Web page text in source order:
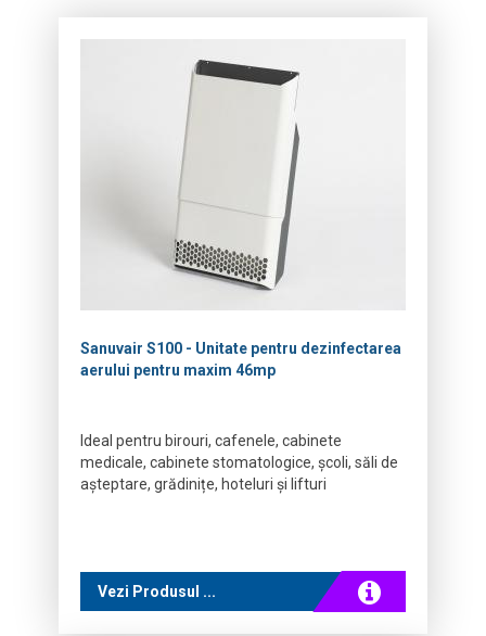
Sanuvair S100 - Unitate pentru dezinfectarea
aerului pentru maxim 46mp
Ideal pentru birouri, cafenele, cabinete
medicale, cabinete stomatologice, școli, săli de
așteptare, grădinițe, hoteluri și lifturi
Vezi Produsul ...